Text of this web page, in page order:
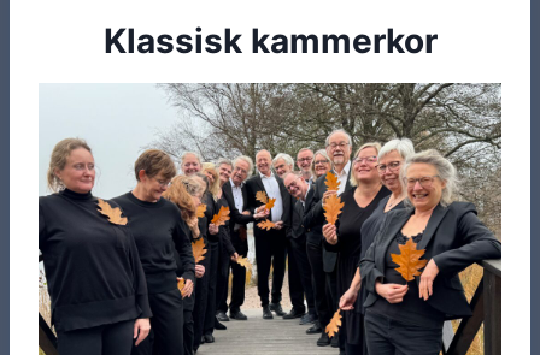
Klassisk kammerkor